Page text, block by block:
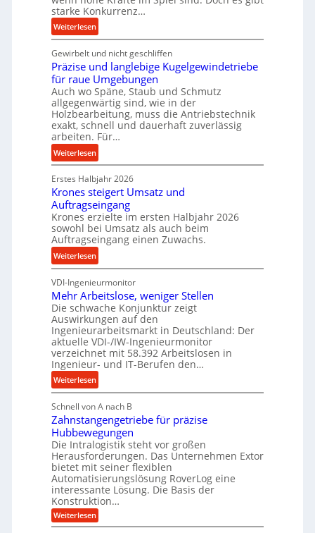
a
n
c
i
m
D
r
ü
c
k
p
r
o
z
e
s
s
starke Konkurrenz…
Weiterlesen:
K
u
g
e
l
g
e
w
i
n
d
e
r
i
e
b
u
n
d
H
y
d
r
a
u
l
i
m
V
e
r
g
l
e
Gewirbelt und nicht geschliffen
Präzise und langlebige Kugelgewindetriebe
für raue Umgebungen
Auch wo Späne, Staub und Schmutz
allgegenwärtig sind, wie in der
Holzbearbeitung, muss die Antriebstechnik
exakt, schnell und dauerhaft zuverlässig
arbeiten. Für…
Weiterlesen:
P
r
ä
z
i
s
e
u
n
d
l
a
n
g
l
e
b
i
g
e
K
u
g
e
l
g
e
w
Erstes Halbjahr 2026
Krones steigert Umsatz und
Auftragseingang
Krones erzielte im ersten Halbjahr 2026
sowohl bei Umsatz als auch beim
Auftragseingang einen Zuwachs.
Weiterlesen:
K
r
o
n
e
s
s
t
e
i
g
e
r
t
U
m
s
a
t
z
VDI-Ingenieurmonitor
Mehr Arbeitslose, weniger Stellen
Die schwache Konjunktur zeigt
Auswirkungen auf den
Ingenieurarbeitsmarkt in Deutschland: Der
aktuelle VDI-/IW-Ingenieurmonitor
verzeichnet mit 58.392 Arbeitslosen in
Ingenieur- und IT-Berufen den…
Weiterlesen:
M
e
h
r
A
r
b
e
i
t
s
Schnell von A nach B
Zahnstangengetriebe für präzise
Hubbewegungen
Die Intralogistik steht vor großen
Herausforderungen. Das Unternehmen Extor
bietet mit seiner flexiblen
Automatisierungslösung RoverLog eine
interessante Lösung. Die Basis der
Konstruktion…
Weiterlesen:
Z